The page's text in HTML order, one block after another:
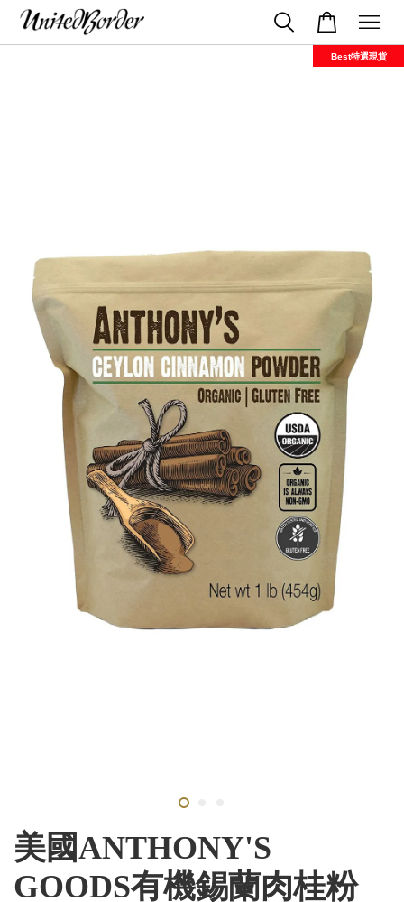
Best特選現貨
美國ANTHONY'S
GOODS有機錫蘭肉桂粉